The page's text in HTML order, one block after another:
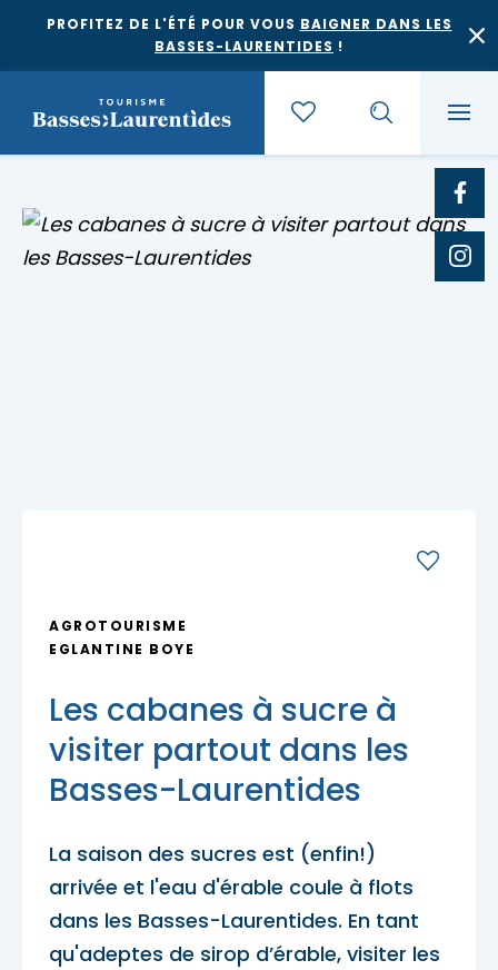
PROFITEZ DE L'ÉTÉ POUR VOUS BAIGNER DANS LES
BASSES-LAURENTIDES !
Quoi faire
Nature, plein air et activités familiales
Hôtels et motels
Location de chalet
Pique-nique et repas pour emporter
Traiteurs et salles de réception
Restaurants
Escapades plein air
Escapades familiales
Escapades bien-être
Trouvez des escapades
MRC d'Argenteuil
MRC Thérèse-De Blainville
Carte des attraits
Calendrier
AGROTOURISME
EGLANTINE BOYE
Les cabanes à sucre à
visiter partout dans les
Basses-Laurentides
La saison des sucres est (enfin!)
arrivée et l'eau d'érable coule à flots
dans les Basses-Laurentides. En tant
qu'adeptes de sirop d’érable, visiter les